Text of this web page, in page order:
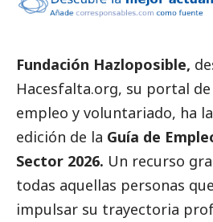
Fundación Hazloposible,
Hacesfalta.org, su portal
empleo y voluntariado, ha
edición de la Guía de
Sector 2026. Un recurso
todas aquellas personas
impulsar su trayectoria